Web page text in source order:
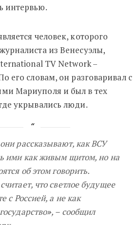
интервью.
человек, которого
из Венесуэлы,
TV Network–
его словам, он разговаривал с
Мариуполя и был в тех
укрывались люди.
рассказывают, как ВСУ
ими как живым щитом, но на
об этом говорить.
что светлое будущее
с Россией, а не как
», – сообщил